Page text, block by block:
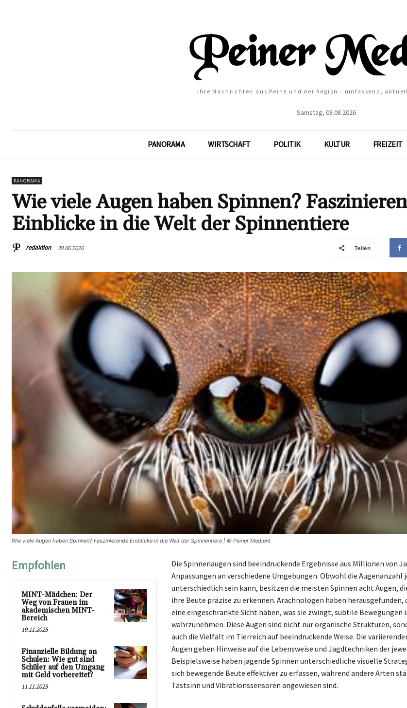
Ihre Nachrichten aus Peine und der Region - umfassend,
Samstag, 08.08.2026
PANORAMA WIRTSCHAFT POLITIK KULTUR FREIZEIT
PANORAMA
Wie viele Augen haben Spinnen?
Einblicke in die Welt der Spinnentiere
redaktion 30.06.2026 Teilen
Wie viele Augen haben Spinnen? Faszinierende Einblicke in die Welt der Spinnentiere | © Peiner Medien)
Empfohlen
MINT-Mädchen: Der
Weg von Frauen im
akademischen MINT-
Bereich
19.11.2025
Finanzielle Bildung an
Schulen: Wie gut sind
Schüler auf den Umgang
mit Geld vorbereitet?
11.11.2025
Die Spinnenaugen sind beeindruckende Ergebnisse aus Millionen von
Anpassungen an verschiedene Umgebungen. Obwohl die Augenanzahl
unterschiedlich sein kann, besitzen die meisten Spinnen acht Augen,
ihre Beute präzise zu erkennen. Arachnologen haben herausgefunden,
eine eingeschränkte Sicht haben, was sie zwingt, subtile Bewegungen
wahrzunehmen. Diese Augen sind nicht nur organische Strukturen,
auch die Vielfalt im Tierreich auf beeindruckende Weise. Die
Augen geben Hinweise auf die Lebensweise und Jagdtechniken der
Beispielsweise haben jagende Spinnen unterschiedliche visuelle
sich bewegende Beute effektiver zu erfassen, während andere Arten
Tastsinn und Vibrationssensoren angewiesen sind.